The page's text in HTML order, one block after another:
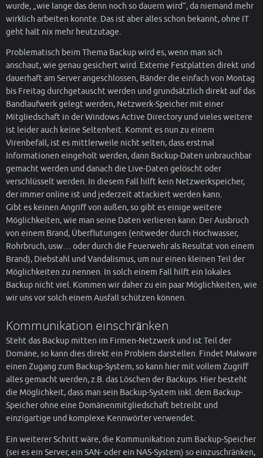
wurde, „wie lange das denn noch so dauern wird“, da niemand mehr
wirklich arbeiten konnte. Das ist aber alles schon bekannt, ohne IT
geht halt nix mehr heutzutage.
Problematisch beim Thema Backup wird es, wenn man sich
anschaut, wie genau gesichert wird. Externe Festplatten direkt und
dauerhaft am Server angeschlossen, Bänder die einfach von Montag
bis Freitag durchgetauscht werden und grundsätzlich direkt auf das
Bandlaufwerk gelegt werden, Netzwerk-Speicher mit einer
Mitgliedschaft in der Windows Active Directory und vieles weitere
ist leider auch keine Seltenheit. Kommt es nun zu einem
Virenbefall, ist es mittlerweile nicht selten, dass erstmal
Informationen eingeholt werden, dann Backup-Daten unbrauchbar
gemacht werden und danach die Live-Daten gelöscht oder
verschlüsselt werden. In diesem Fall hilft kein Netzwerkspeicher,
der immer online ist und jederzeit attackiert werden kann.
Gibt es keinen Angriff von außen, so gibt es einige weitere
Möglichkeiten, wie man seine Daten verlieren kann: Der Ausbruch
von einem Brand, Überflutungen (entweder durch Hochwasser,
Rohrbruch, usw… oder durch die Feuerwehr als Resultat von einem
Brand), Diebstahl und Vandalismus, um nur einen kleinen Teil der
Möglichkeiten zu nennen. In solch einem Fall hilft ein lokales
Backup nicht viel. Kommen wir daher zu ein paar Möglichkeiten, wie
wir uns vor solch einem Ausfall schützen können.
Kommunikation einschränken
Steht das Backup mitten im Firmen-Netzwerk und ist Teil der
Domäne, so kann dies direkt ein Problem darstellen. Findet Malware
einen Zugang zum Backup-System, so kann hier mit vollem Zugriff
alles gemacht werden, z.B. das Löschen der Backups. Hier besteht
die Möglichkeit, dass man sein Backup-System inkl. dem Backup-
Speicher ohne eine Domänenmitgliedschaft betreibt und
einzigartige und komplexe Kennwörter verwendet.
Ein weiterer Schritt wäre, die Kommunikation zum Backup-Speicher
(sei es ein Server, ein SAN- oder ein NAS-System) so einzuschränken,